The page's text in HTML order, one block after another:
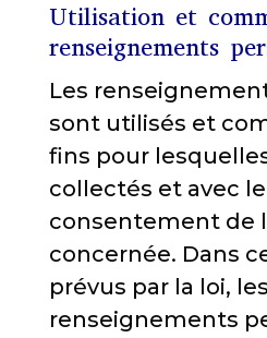
Utilisation et
renseignements
Les
sont utilisés et
fins pour
collectés et avec le
consentement de
concernée. Dans
prévus par la loi, les
renseignements